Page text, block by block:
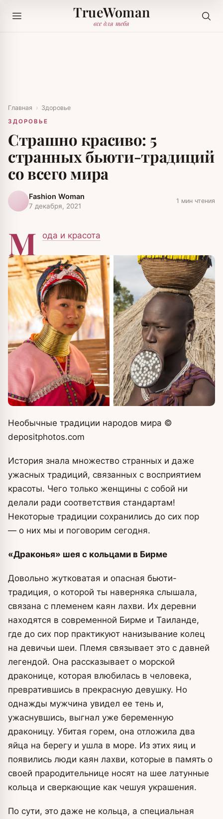
TrueWoman
все для тебя
Главная › Здоровье
ЗДОРОВЬЕ
Страшно красиво: 5
странных бьюти-традиций
со всего мира
Fashion Woman
7 декабря, 2021
1 мин чтения
М ода и красота
Необычные традиции народов мира ©
depositphotos.com
История знала множество странных и даже
ужасных традиций, связанных с восприятием
красоты. Чего только женщины с собой ни
делали ради соответствия стандартам!
Некоторые традиции сохранились до сих пор
— о них мы и поговорим сегодня.
«Драконья» шея с кольцами в Бирме
Довольно жутковатая и опасная бьюти-
традиция, о которой ты наверняка слышала,
связана с племенем каян лахви. Их деревни
находятся в современной Бирме и Таиланде,
где до сих пор практикуют нанизывание колец
на девичьи шеи. Племя связывает это с давней
легендой. Она рассказывает о морской
драконице, которая влюбилась в человека,
превратившись в прекрасную девушку. Но
однажды мужчина увидел ее тень и,
ужаснувшись, выгнал уже беременную
драконицу. Убитая горем, она отложила два
яйца на берегу и ушла в море. Из этих яиц и
появились люди каян лахви, которые в память о
своей прародительнице носят на шее латунные
кольца и сверкающие как чешуя украшения.
По сути, это даже не кольца, а специальная